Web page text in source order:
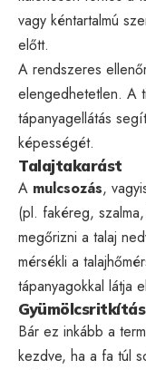
vagy kéntartalmú
előtt.
A rendszeres
elengedhetetlen. A
tápanyagellátás
képességét.
Talajtakarást
A mulcsozás,
(pl. fakéreg,
megőrizni a talaj
mérsékli a
tápanyagokkal látja
Gyümölcsritkítás
Bár ez inkább a
kezdve, ha a fa túl